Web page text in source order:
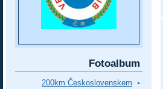
Fotoalbum
200km Československem